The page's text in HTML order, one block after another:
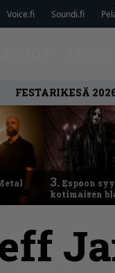
Voice.fi Soundi.fi
FESTARIKESÄ
3. Espoon
kotimaisen